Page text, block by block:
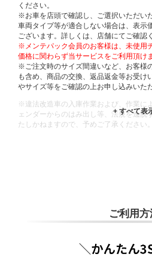
ください。
※お車を店頭で確認し、ご選択いただい
車両タイプ等が適合しない場合は、表示
ございます。詳しくは、店舗にてご確認
※メンテパック会員のお客様は、未使用
価格に関わらず当サービスをご利用頂け
※ご注文時のサイズ間違いなど、お客様
も含め、商品の交換、返品返金等お受け
やサイズ等をご確認の上お申し込みいた
※違法改造車の入庫作業および、作業に
ェンダーからのはみ出し等、法規を逸脱
たしかねますので、予めご了承ください。
ご利用方